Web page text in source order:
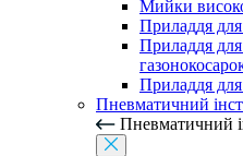
Мийки
Приладдя
Приладдя для
Приладдя
Пневматичний
Пневматичний